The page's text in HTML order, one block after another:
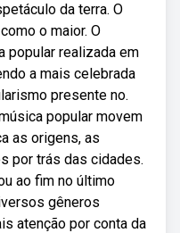
da terra. O
o maior. O
popular realizada em
a mais celebrada
presente no.
popular movem
as origens, as
por trás das cidades.
ao fim no último
gêneros
atenção por conta da